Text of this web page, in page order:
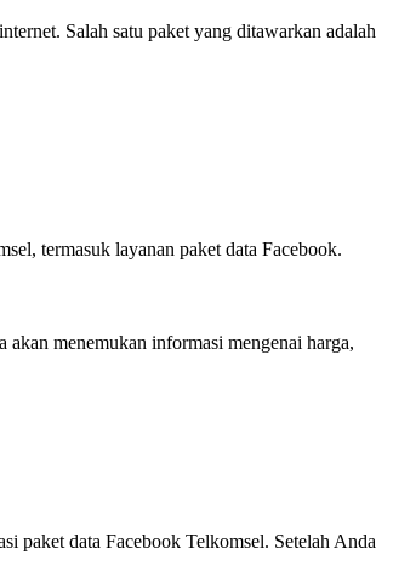
Salah satu paket yang ditawarkan adalah
termasuk layanan paket data Facebook.
menemukan informasi mengenai harga,
paket data Facebook Telkomsel. Setelah Anda